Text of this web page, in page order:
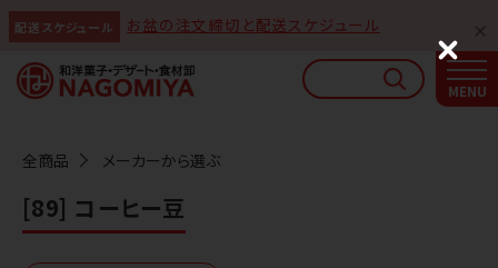
配送スケジュール お盆の注文締切と配送スケジュール
全商品 メーカーから選ぶ
[89] コーヒー豆
なごみやAIガイド
AIがなごみやの使い方をお答えします
C
l
o